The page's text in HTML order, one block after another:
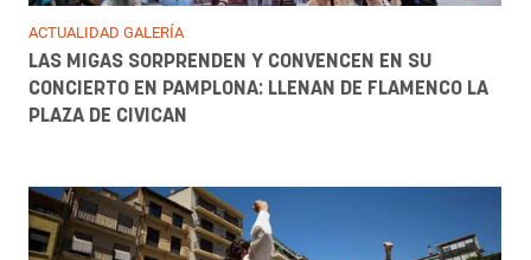
ACTUALIDAD GALERÍA
LAS MIGAS SORPRENDEN Y CONVENCEN EN SU
CONCIERTO EN PAMPLONA: LLENAN DE FLAMENCO LA
PLAZA DE CIVICAN